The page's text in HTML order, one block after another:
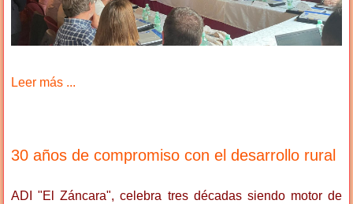
Leer más ...
30 años de compromiso con el desarrollo rural
ADI "El Záncara", celebra tres décadas siendo motor de